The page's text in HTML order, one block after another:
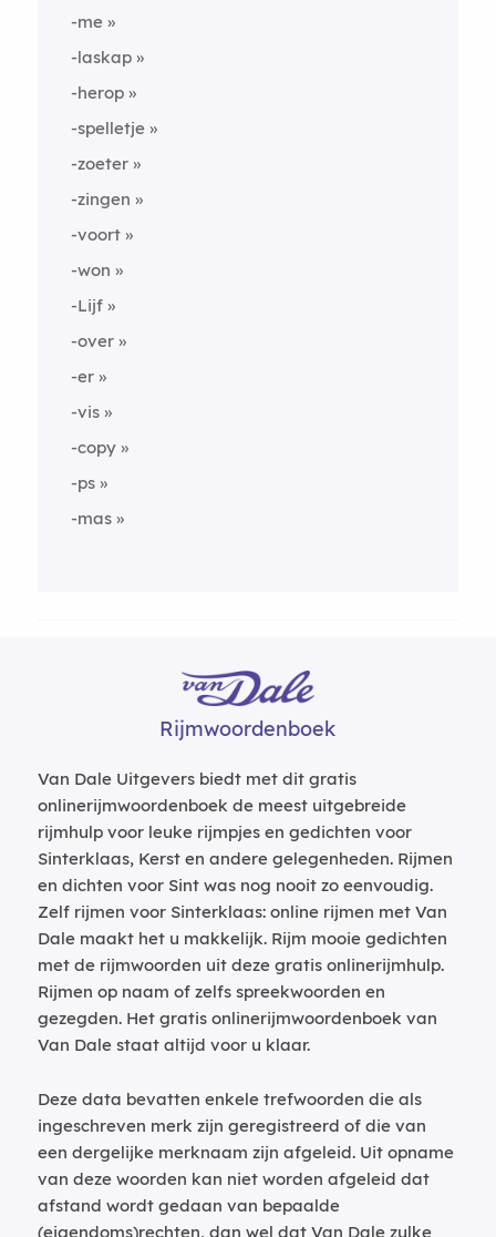
-me
-laskap
-herop
-spelletje
-zoeter
-zingen
-voort
-won
-Lijf
-over
-er
-vis
-copy
-ps
-mas
Rijmwoordenboek
Van Dale Uitgevers biedt met dit gratis
onlinerijmwoordenboek de meest uitgebreide
rijmhulp voor leuke rijmpjes en gedichten voor
Sinterklaas, Kerst en andere gelegenheden. Rijmen
en dichten voor Sint was nog nooit zo eenvoudig.
Zelf rijmen voor Sinterklaas: online rijmen met Van
Dale maakt het u makkelijk. Rijm mooie gedichten
met de rijmwoorden uit deze gratis onlinerijmhulp.
Rijmen op naam of zelfs spreekwoorden en
gezegden. Het gratis onlinerijmwoordenboek van
Van Dale staat altijd voor u klaar.
Deze data bevatten enkele trefwoorden die als
ingeschreven merk zijn geregistreerd of die van
een dergelijke merknaam zijn afgeleid. Uit opname
van deze woorden kan niet worden afgeleid dat
afstand wordt gedaan van bepaalde
(eigendoms)rechten, dan wel dat Van Dale zulke